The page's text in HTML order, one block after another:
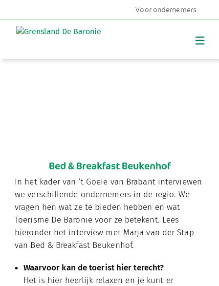
Voor ondernemers
Bed & Breakfast Beukenhof
In het kader van ’t Goeie van Brabant interviewen
we verschillende ondernemers in de regio. We
vragen hen wat ze te bieden hebben en wat
Toerisme De Baronie voor ze betekent. Lees
hieronder het interview met Marja van der Stap
van Bed & Breakfast Beukenhof.
Waarvoor kan de toerist hier terecht?
Het is hier heerlijk relaxen en je kunt er